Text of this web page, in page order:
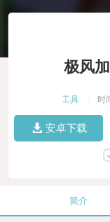
极风
工具 时
安卓下载
简介